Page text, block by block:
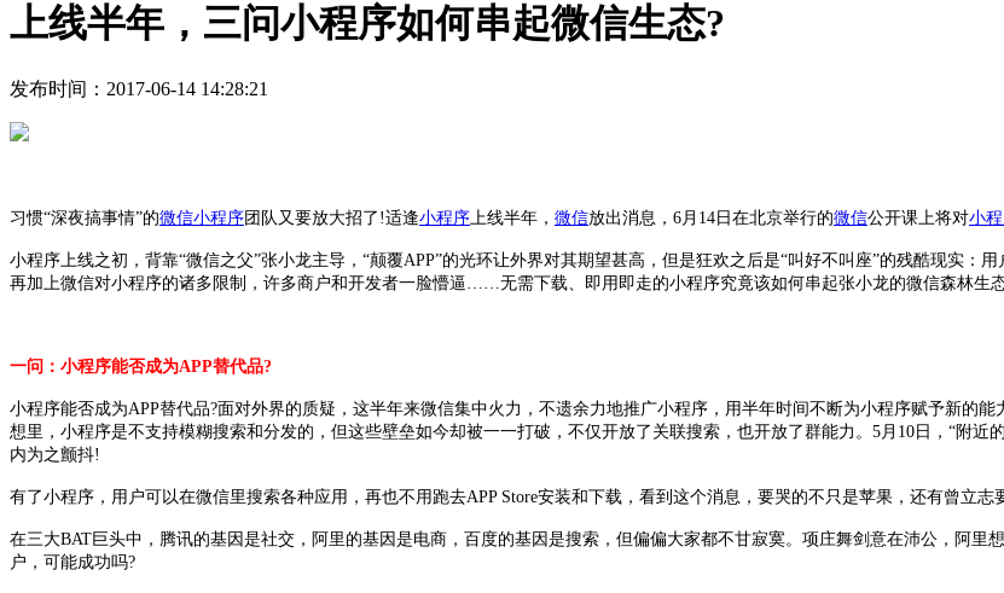
上线半年，三问小程序如何串起微信生态?
发布时间：2017-06-14 14:28:21
习惯“深夜搞事情”的微信小程序团队又要放大招了!适逢小程序 上线半年， 微信放出消息，6月14日在北京举行的微信公开课上将对小
小程序上线之初，背靠“微信之父”张小龙主导，“颠覆APP”的光环让外界对其期望甚高，但是狂欢之后是“叫好不叫座”的残酷现实：
再加上微信对小程序的诸多限制，许多商户和开发者一脸懵逼……无需下载、即用即走的小程序究竟该如何串起张小龙的微信森林生
一问：小程序能否成为APP替代品?
小程序能否成为APP替代品?面对外界的质疑，这半年来微信集中火力，不遗余力地推广小程序，用半年时间不断为小程序赋予新的
想里，小程序是不支持模糊搜索和分发的，但这些壁垒如今却被一一打破，不仅开放了关联搜索，也开放了群能力。5月10日，“附
内为之颤抖!
有了小程序，用户可以在微信里搜索各种应用，再也不用跑去APP Store安装和下载，看到这个消息，要哭的不只是苹果，还有曾立志
在三大BAT巨头中，腾讯的基因是社交，阿里的基因是电商，百度的基因是搜索，但偏偏大家都不甘寂寞。项庄舞剑意在沛公，阿里
户，可能成功吗?